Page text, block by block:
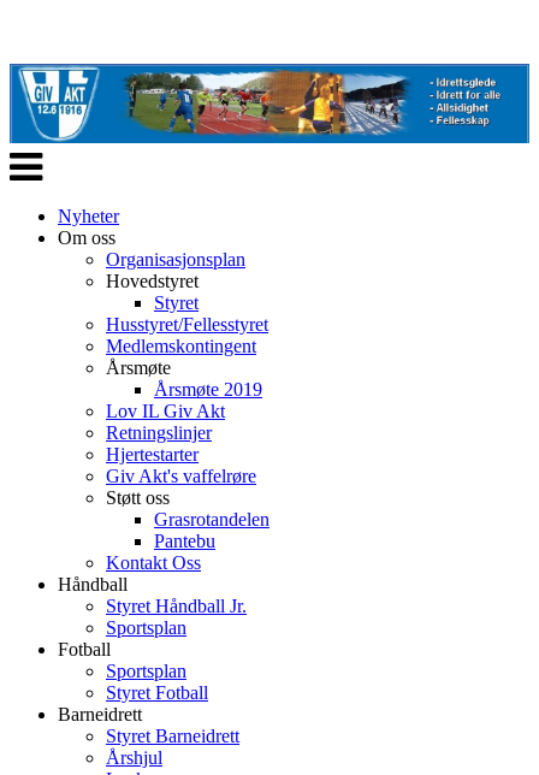
Veksle
navigasjon
Nyheter
Om oss
Organisasjonsplan
Hovedstyret
Styret
Husstyret/Fellesstyret
Medlemskontingent
Årsmøte
Årsmøte 2019
Lov IL Giv Akt
Retningslinjer
Hjertestarter
Giv Akt's vaffelrøre
Støtt oss
Grasrotandelen
Pantebu
Kontakt Oss
Håndball
Styret Håndball Jr.
Sportsplan
Fotball
Sportsplan
Styret Fotball
Barneidrett
Styret Barneidrett
Årshjul